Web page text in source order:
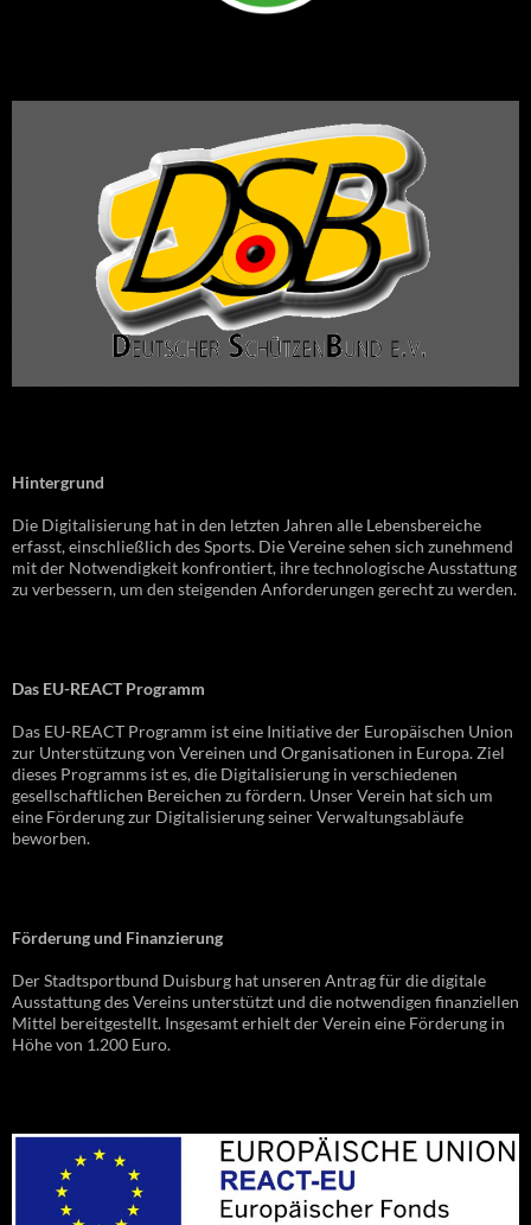
Hintergrund
Die Digitalisierung hat in den letzten Jahren alle Lebensbereiche
erfasst, einschließlich des Sports. Die Vereine sehen sich zunehmend
mit der Notwendigkeit konfrontiert, ihre technologische Ausstattung
zu verbessern, um den steigenden Anforderungen gerecht zu werden.
Das EU-REACT Programm
Das EU-REACT Programm ist eine Initiative der Europäischen Union
zur Unterstützung von Vereinen und Organisationen in Europa. Ziel
dieses Programms ist es, die Digitalisierung in verschiedenen
gesellschaftlichen Bereichen zu fördern. Unser Verein hat sich um
eine Förderung zur Digitalisierung seiner Verwaltungsabläufe
beworben.
Förderung und Finanzierung
Der Stadtsportbund Duisburg hat unseren Antrag für die digitale
Ausstattung des Vereins unterstützt und die notwendigen finanziellen
Mittel bereitgestellt. Insgesamt erhielt der Verein eine Förderung in
Höhe von 1.200 Euro.